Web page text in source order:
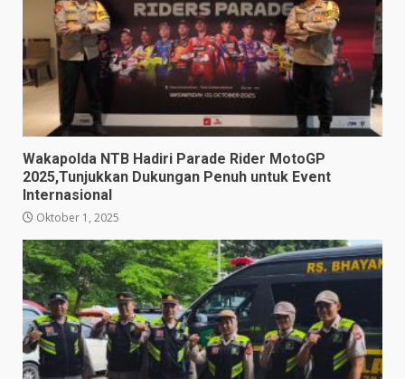
Wakapolda NTB Hadiri Parade Rider MotoGP
2025,Tunjukkan Dukungan Penuh untuk Event
Internasional
Oktober 1, 2025